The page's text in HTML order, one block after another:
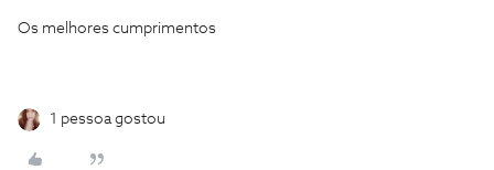
Os melhores cumprimentos
1 pessoa gostou